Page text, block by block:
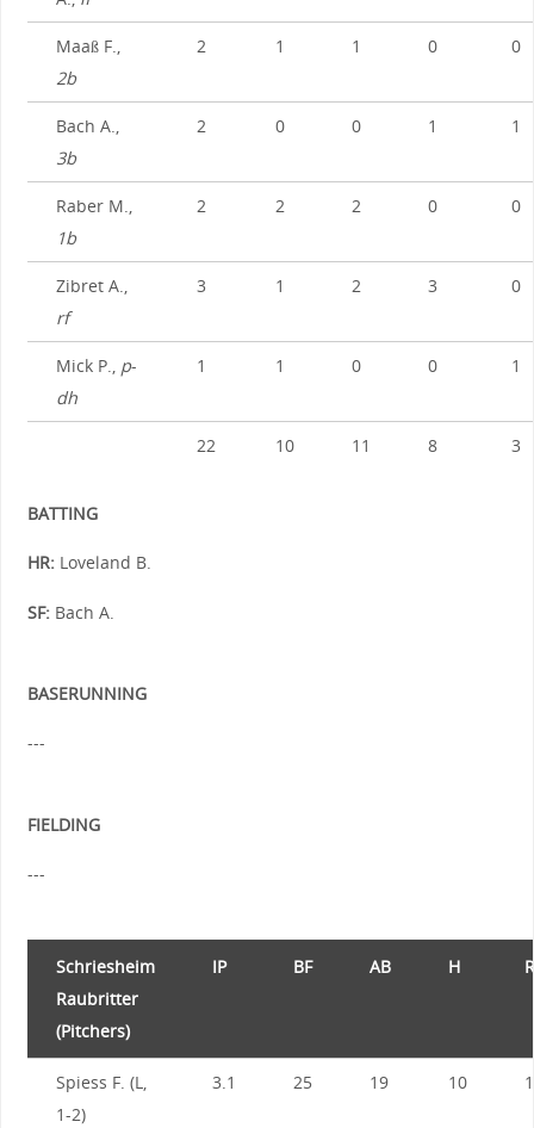
Maaß F.,
2b
2 1 1 0 0
Bach A.,
3b
2 0 0 1 1
Raber M.,
1b
2 2 2 0 0
Zibret A.,
rf
3 1 2 3 0
Mick P., p-
dh
1 1 0 0 1
22 10 11 8 3
BATTING
HR:Loveland B.
SF:Bach A.
BASERUNNING
---
FIELDING
---
Schriesheim
Raubritter
(Pitchers)
IP BF AB H R
Spiess F. (L,
1-2)
3.1 25 19 10